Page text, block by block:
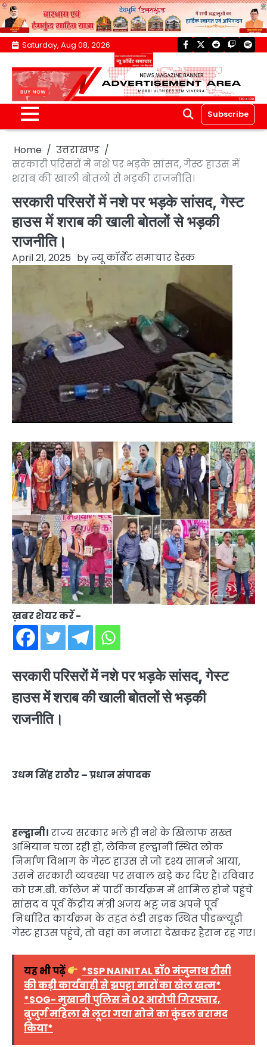
Skip
content
Saturday, Aug 08, 2026 facebook
twitterreddittwitch
Subscribe
Home
उत्तराखण्ड
सरकारी परिसरों में नशे पर भड़के सांसद, गेस्ट हाउस में
शराब की खाली बोतलों से भड़की राजनीति।
सरकारी परिसरों में नशे पर भड़के सांसद, गेस्ट
हाउस में शराब की खाली बोतलों से भड़की
राजनीति।
April 21, 2025 byन्यू कॉर्बेट समाचार डेस्क
ख़बर शेयर करें -
सरकारी परिसरों में नशे पर भड़के सांसद, गेस्ट
हाउस में शराब की खाली बोतलों से भड़की
राजनीति।
उधम सिंह राठौर – प्रधान संपादक
हल्द्वानी। राज्य सरकार भले ही नशे के खिलाफ सख्त
अभियान चला रही हो, लेकिन हल्द्वानी स्थित लोक
निर्माण विभाग के गेस्ट हाउस से जो दृश्य सामने आया,
उसने सरकारी व्यवस्था पर सवाल खड़े कर दिए हैं। रविवार
को एम.बी. कॉलेज में पार्टी कार्यक्रम में शामिल होने पहुंचे
सांसद व पूर्व केंद्रीय मंत्री अजय भट्ट जब अपने पूर्व
निर्धारित कार्यक्रम के तहत ठंडी सड़क स्थित पीडब्ल्यूडी
गेस्ट हाउस पहुंचे, तो वहां का नजारा देखकर हैरान रह गए।
यह भी पढ़ें
*SSP NAINITAL डॉ0 मंजुनाथ टीसी
की कड़ी कार्यवाही से झपट्टा मारों का खेल खत्म*
*SOG- मुखानी पुलिस ने 02 आरोपी गिरफ्तार,
बुजुर्ग महिला से लूटा गया सोने का कुंडल बरामद
किया*